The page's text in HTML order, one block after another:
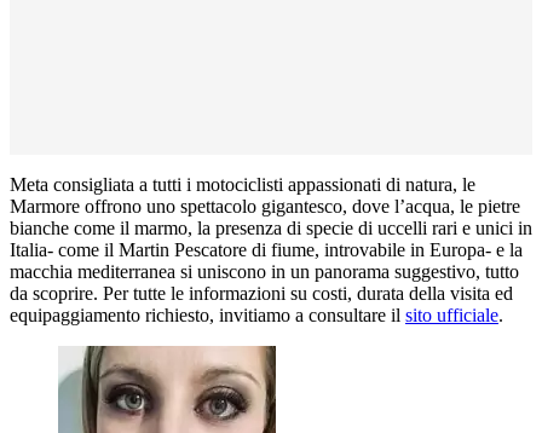
Meta consigliata a tutti i motociclisti appassionati di natura, le
Marmore offrono uno spettacolo gigantesco, dove l’acqua, le pietre
bianche come il marmo, la presenza di specie di uccelli rari e unici in
Italia- come il Martin Pescatore di fiume, introvabile in Europa- e la
macchia mediterranea si uniscono in un panorama suggestivo, tutto
da scoprire. Per tutte le informazioni su costi, durata della visita ed
equipaggiamento richiesto, invitiamo a consultare il sito ufficiale.